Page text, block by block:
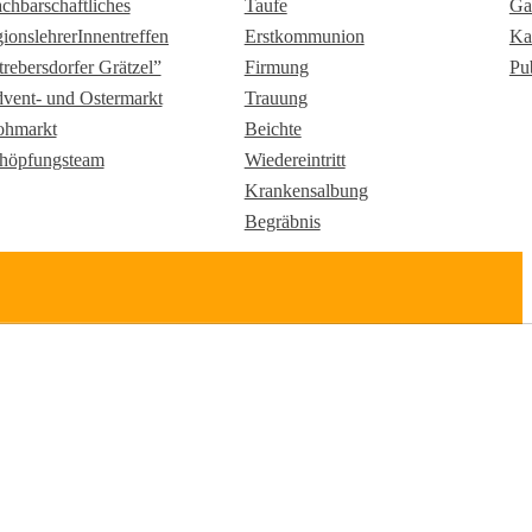
Grätzel”
und Ostermarkt
Taufe
Erstkommunion
Firmung
Trauung
Beichte
Wiedereintritt
Krankensalbung
Begräbnis